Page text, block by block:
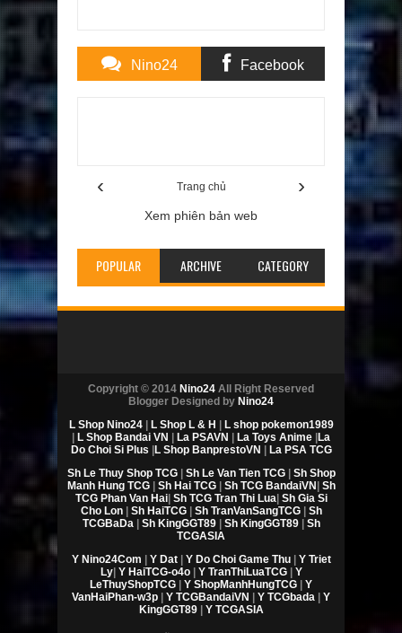
Nino24 Facebook
‹ ›
Trang chủ
Xem phiên bản web
POPULAR ARCHIVE CATEGORY
Copyright © 2014 Nino24 All Right Reserved
Blogger Designed by Nino24
L Shop Nino24| L Shop L & H
L shop pokemon1989
L Shop Bandai VN La PSAVN La Toys Anime La
Do Choi Si Plus
L Shop BanprestoVN
La PSA TCG
Sh Le Thuy Shop TCG| Sh Le Van Tien TCG| Sh Shop
Manh Hung TCG| Sh Hai TCG| Sh TCG BandaiVN Sh
TCG Phan Van Hai| Sh TCG Tran Thi Lua| Sh Gia Si
Cho Lon| Sh HaiTCG| Sh TranVanSangTCG| Sh
TCGBaDa| Sh KingGGT89| Sh KingGGT89| Sh
TCGASIA
Y Nino24Com
Y Dat| Y Do Choi Game Thu| Y Triet
Ly| Y HaiTCG-o4o| Y TranThiLuaTCG| Y
LeThuyShopTCG
Y ShopManhHungTCG
Y
VanHaiPhan-w3p
Y TCGBandaiVN Y TCGbada
Y
KingGGT89| Y TCGASIA